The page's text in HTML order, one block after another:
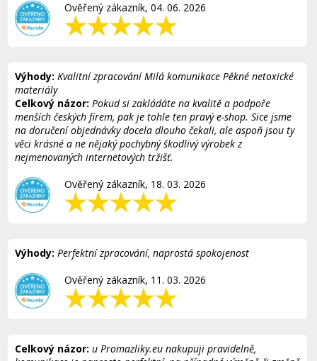
Ověřený zákazník, 04. 06. 2026
Výhody: Kvalitní zpracování Milá komunikace Pěkné netoxické
materiály
Celkový názor: Pokud si zakládáte na kvalitě a podpoře
menších českých firem, pak je tohle ten pravý e-shop. Sice jsme
na doručení objednávky docela dlouho čekali, ale aspoň jsou ty
věci krásné a ne nějaký pochybný škodlivý výrobek z
nejmenovaných internetových tržišť.
Ověřený zákazník, 18. 03. 2026
Výhody: Perfektní zpracování, naprostá spokojenost
Ověřený zákazník, 11. 03. 2026
Celkový názor: u Promazliky.eu nakupuji pravidelně,